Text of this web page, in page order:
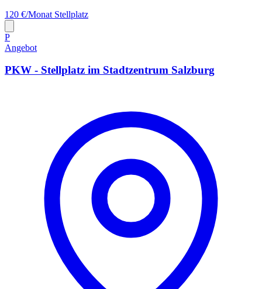
120 €/Monat Stellplatz
P
Angebot
PKW - Stellplatz im Stadtzentrum Salzburg